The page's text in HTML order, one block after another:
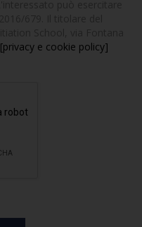
[privacy e cookie policy]